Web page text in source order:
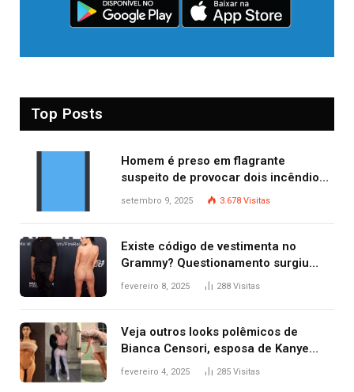
Top Posts
Homem é preso em flagrante
suspeito de provocar dois incêndios
criminosos no mesmo dia
setembro 9, 2025 3.678 Visitas
Existe código de vestimenta no
Grammy? Questionamento surgiu
após Bianca Censori, mulher de
fevereiro 8, 2025 288 Visitas
Veja outros looks polêmicos de
Bianca Censori, esposa de Kanye
West que apareceu nua no Grammy
fevereiro 4, 2025 285 Visitas